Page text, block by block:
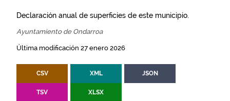
Declaración anual de superficies de este municipio.
Ayuntamiento de Ondarroa
Última modificación 27 enero 2026
CSV XML JSON
TSV XLSX